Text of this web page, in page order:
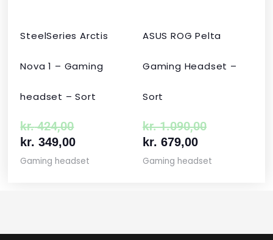
SteelSeries Arctis
Nova 1 – Gaming
headset – Sort
kr.424,00
kr. 349,00
Gaming headset
ASUS ROG Pelta
Gaming Headset –
Sort
kr.1.090,00
kr. 679,00
Gaming headset